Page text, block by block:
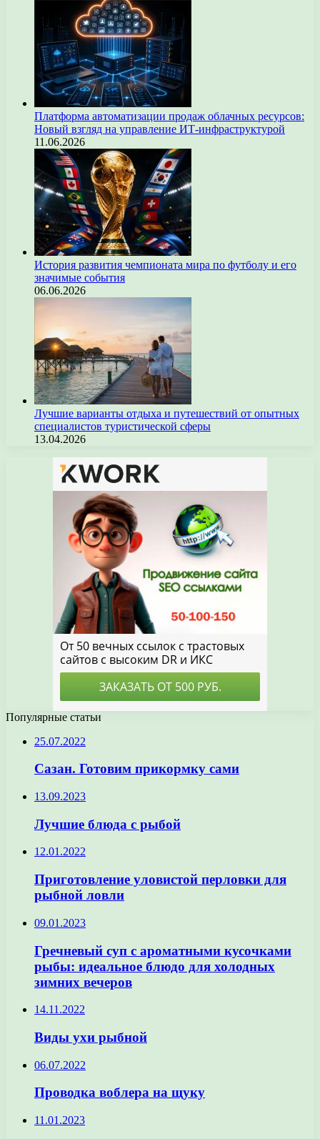
Платформа автоматизации продаж облачных ресурсов:
Новый взгляд на управление ИТ-инфраструктурой
11.06.2026
История развития чемпионата мира по футболу и его
значимые события
06.06.2026
Лучшие варианты отдыха и путешествий от опытных
специалистов туристической сферы
13.04.2026
Популярные статьи
25.07.2022
Сазан. Готовим прикормку сами
13.09.2023
Лучшие блюда с рыбой
12.01.2022
Приготовление уловистой перловки для
рыбной ловли
09.01.2023
Гречневый суп с ароматными кусочками
рыбы: идеальное блюдо для холодных
зимних вечеров
14.11.2022
Виды ухи рыбной
06.07.2022
Проводка воблера на щуку
11.01.2023